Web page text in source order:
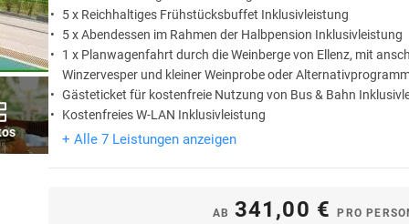
5 x Reichhaltiges Frühstücksbuffet Inklusivleistung
5 x Abendessen im Rahmen der Halbpension Inklusivleistung
1 x Planwagenfahrt durch die Weinberge von Ellenz, mit
Winzervesper und kleiner Weinprobe oder
Gästeticket für kostenfreie Nutzung von Bus & Bahn
Kostenfreies W-LAN Inklusivleistung
+ Alle 7 Leistungen anzeigen
AB 341,00 €PRO